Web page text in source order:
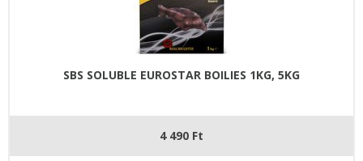
SBS SOLUBLE EUROSTAR BOILIES 1KG, 5KG
4 490 Ft